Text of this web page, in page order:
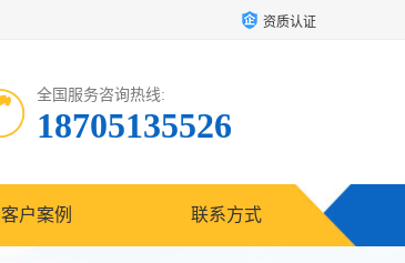
资质认证
全国服务咨询热线:
18705135526
客户案例 联系方式